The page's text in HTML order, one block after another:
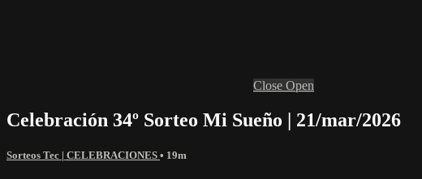
Close Open
Celebración 34º Sorteo Mi Sueño | 21/mar/2026
Sorteos Tec | CELEBRACIONES • 19m